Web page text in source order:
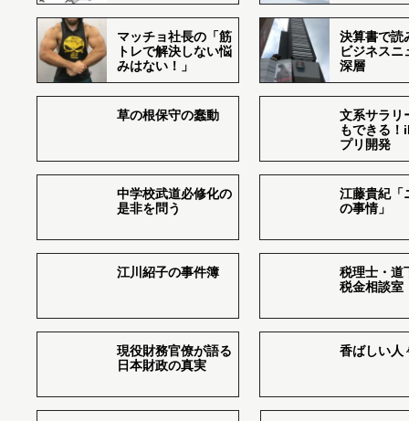
マッチョ社長の「筋
トレで解決しない悩
みはない！」
決算書で読
ビジネスニ
深層
草の根保守の蠢動
文系サラリ
もできる
プリ開発
中学校武道必修化の
是非を問う
江藤貴紀「
の事情」
江川紹子の事件簿
税理士・道
税金相談室
現役財務官僚が語る
日本財政の真実
香ばしい